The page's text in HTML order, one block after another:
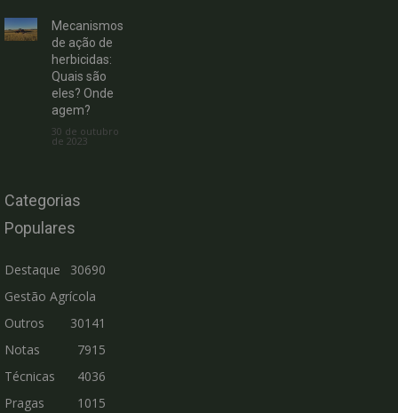
Mecanismos
de ação de
herbicidas:
Quais são
eles? Onde
agem?
30 de outubro
de 2023
Categorias
Populares
Destaque
30690
Gestão Agrícola
30141
Outros
7915
Notas
Técnicas
4036
Pragas
1015